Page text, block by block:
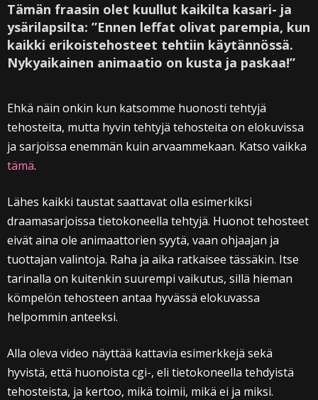
Tämän fraasin olet kuullut kaikilta kasari- ja
ysärilapsilta: ”Ennen leffat olivat parempia, kun
kaikki erikoistehosteet tehtiin käytännössä.
Nykyaikainen animaatio on kusta ja paskaa!”
Ehkä näin onkin kun katsomme huonosti tehtyjä
tehosteita, mutta hyvin tehtyjä tehosteita on elokuvissa
ja sarjoissa enemmän kuin arvaammekaan. Katso vaikka
tämä.
Lähes kaikki taustat saattavat olla esimerkiksi
draamasarjoissa tietokoneella tehtyjä. Huonot tehosteet
eivät aina ole animaattorien syytä, vaan ohjaajan ja
tuottajan valintoja. Raha ja aika ratkaisee tässäkin. Itse
tarinalla on kuitenkin suurempi vaikutus, sillä hieman
kömpelön tehosteen antaa hyvässä elokuvassa
helpommin anteeksi.
Alla oleva video näyttää kattavia esimerkkejä sekä
hyvistä, että huonoista cgi-, eli tietokoneella tehdyistä
tehosteista, ja kertoo, mikä toimii, mikä ei ja miksi.